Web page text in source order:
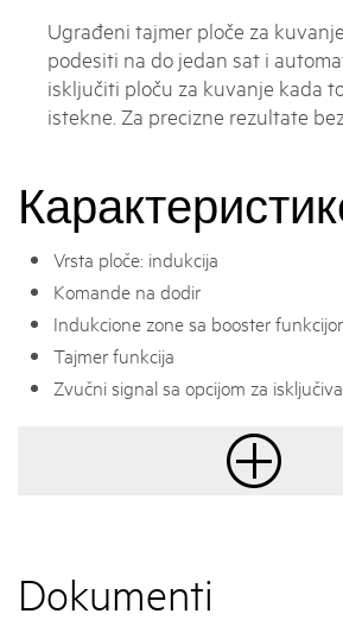
Ugrađeni tajmer ploče za
podesiti na do jedan sat i
isključiti ploču za kuvanje kada
istekne. Za precizne rezultate
Vrsta ploče: indukcija
Komande na dodir
Indukcione zone sa booster
Tajmer funkcija
Zvučni signal sa opcijom za
Dokumenti